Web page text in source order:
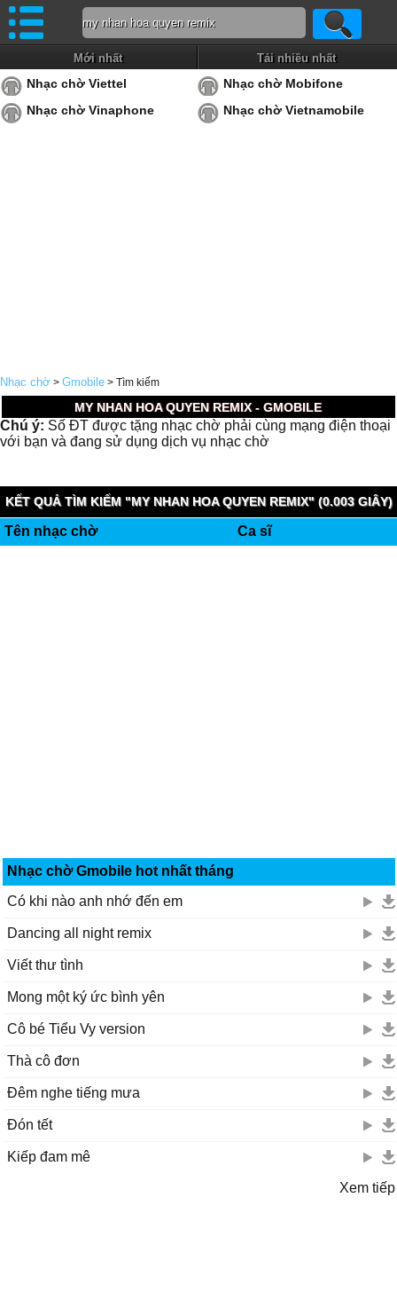
Mới nhất Tải nhiều nhất
Nhạc chờ Viettel
Nhạc chờ Mobifone
Nhạc chờ Vinaphone
Nhạc chờ Vietnamobile
Nhạc chờ > Gmobile > Tìm kiếm
MY NHAN HOA QUYEN REMIX - GMOBILE
Chú ý: Số ĐT được tặng nhạc chờ phải cùng mạng điện thoại
với bạn và đang sử dụng dịch vụ nhạc chờ
KẾT QUẢ TÌM KIẾM "MY NHAN HOA QUYEN REMIX" (0.003 GIÂY)
Tên nhạc chờ Ca sĩ
Nhạc chờ Gmobile hot nhất tháng
Có khi nào anh nhớ đến em
Dancing all night remix
Viết thư tình
Mong một ký ức bình yên
Cô bé Tiểu Vy version
Thà cô đơn
Đêm nghe tiếng mưa
Đón tết
Kiếp đam mê
Xem tiếp